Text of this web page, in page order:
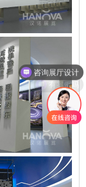
有案例吗